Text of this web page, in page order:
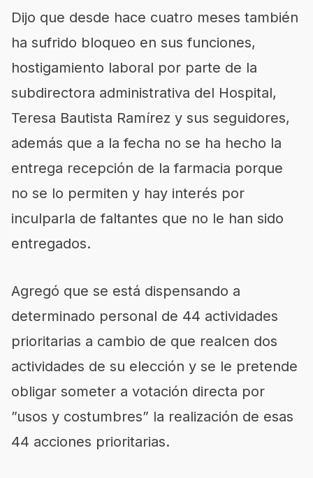
Dijo que desde hace cuatro meses también
ha sufrido bloqueo en sus funciones,
hostigamiento laboral por parte de la
subdirectora administrativa del Hospital,
Teresa Bautista Ramírez y sus seguidores,
además que a la fecha no se ha hecho la
entrega recepción de la farmacia porque
no se lo permiten y hay interés por
inculparla de faltantes que no le han sido
entregados.
Agregó que se está dispensando a
determinado personal de 44 actividades
prioritarias a cambio de que realcen dos
actividades de su elección y se le pretende
obligar someter a votación directa por
”usos y costumbres” la realización de esas
44 acciones prioritarias.